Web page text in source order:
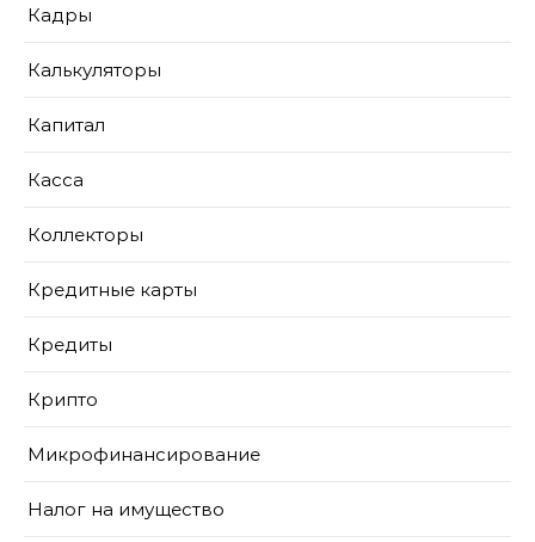
Кадры
Калькуляторы
Капитал
Касса
Коллекторы
Кредитные карты
Кредиты
Крипто
Микрофинансирование
Налог на имущество